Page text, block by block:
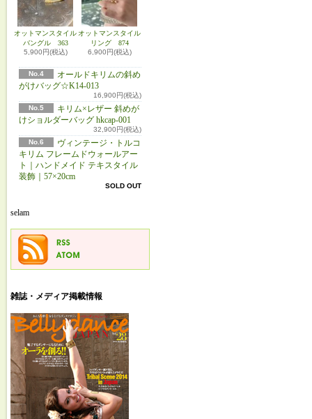
オットマンスタイル
バングル 363
5,900円(税込)
オットマンスタイル
リング 874
6,900円(税込)
No.4
オールドキリムの斜め
がけバッグ☆K14-013
16,900円(税込)
No.5
キリム×レザー 斜めが
けショルダーバッグ hkcap-001
32,900円(税込)
No.6
ヴィンテージ・トルコ
キリム フレームドウォールアー
ト｜ハンドメイド テキスタイル
装飾｜57×20cm
SOLD OUT
selam
雑誌・メディア掲載情報